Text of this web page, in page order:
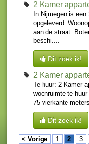
2 Kamer
In Nijmegen is
opgeleverd.
aan de straat:
beschi....
Dit zoek ik!
2 Kamer
Te huur: 2 Kamer
woonruimte te
75 vierkante
Dit zoek ik!
< Vorige 1 2 3